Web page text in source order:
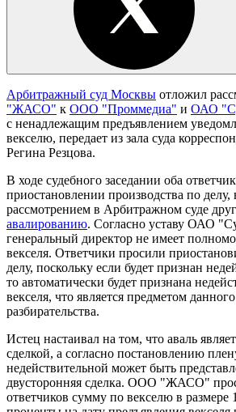
Арбитражный суд Москвы отложил
"ЖАСО" к ООО "Проммедиа" и ОАО
с ненадлежащим предъявлением
векселю, передает из зала суда
Регина Резцова.
В ходе судебного заседании оба
приостановлении производства по делу,
рассмотрением в Арбитражном суде
авалированию. Согласно уставу ОАО
генеральный директор не имеет
векселя. Ответчики просили
делу, поскольку если будет признан
то автоматически будет признана
векселя, что является предметом
разбирательства.
Истец настаивал на том, что аваль
сделкой, а согласно постановлению
недействительной может быть
двусторонняя сделка. ООО "ЖАСО"
ответчиков сумму по векселю в размере